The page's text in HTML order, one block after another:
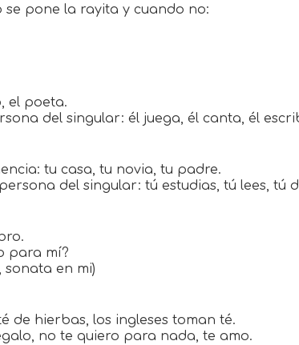
pone la rayita y cuando no:
el poeta.
del singular: él juega, él canta, él
tu casa, tu novia, tu padre.
del singular: tú estudias, tú lees, tú
para mí?
sonata en mi)
de hierbas, los ingleses toman té.
no te quiero para nada, te amo.